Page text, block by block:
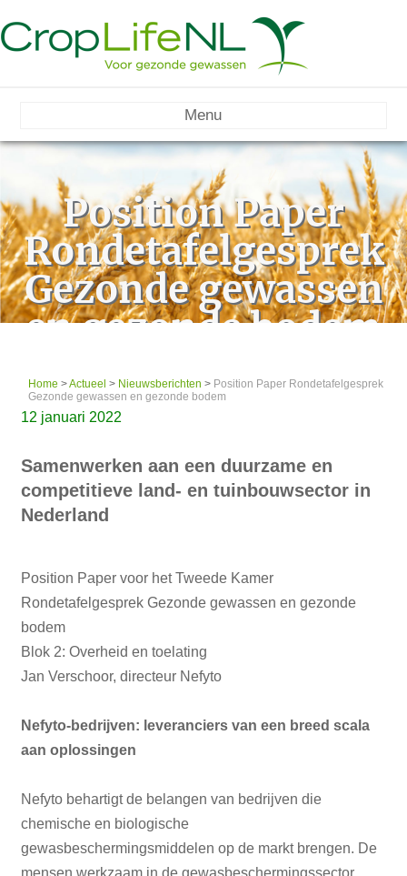
Menu
Position Paper
Rondetafelgesprek
Gezonde gewassen
en gezonde bodem
Home >Actueel > Nieuwsberichten > Position Paper Rondetafelgesprek
Gezonde gewassen en gezonde bodem
12 januari 2022
Samenwerken aan een duurzame en
competitieve land- en tuinbouwsector in
Nederland
Position Paper voor het Tweede Kamer
Rondetafelgesprek Gezonde gewassen en gezonde
bodem
Blok 2: Overheid en toelating
Jan Verschoor, directeur Nefyto
Nefyto-bedrijven: leveranciers van een breed scala
aan oplossingen
Nefyto behartigt de belangen van bedrijven die
chemische en biologische
gewasbeschermingsmiddelen op de markt brengen. De
mensen werkzaam in de gewasbeschermingssector